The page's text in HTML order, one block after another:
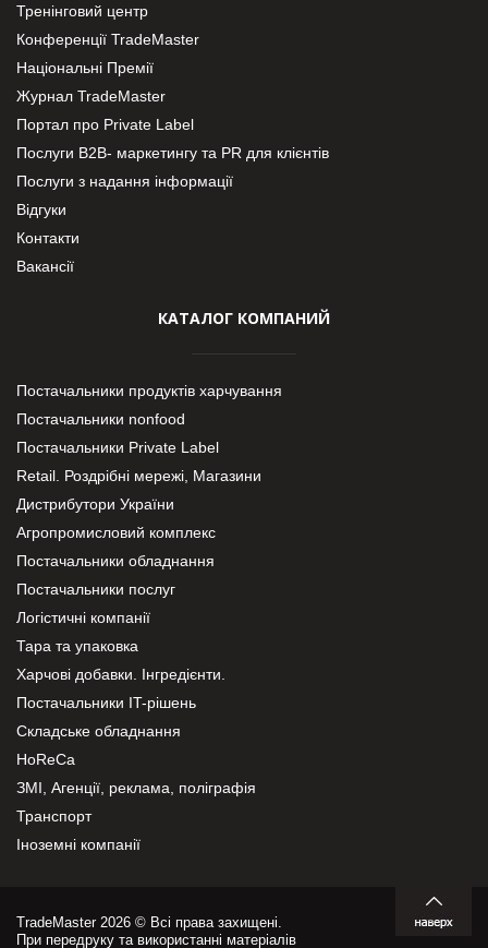
Тренінговий центр
Конференції TradeMaster
Національні Премії
Журнал TradeMaster
Портал про Private Label
Послуги В2В- маркетингу та PR для клієнтів
Послуги з надання інформації
Відгуки
Контакти
Вакансії
КАТАЛОГ КОМПАНИЙ
Постачальники продуктів харчування
Постачальники nonfood
Постачальники Private Label
Retail. Роздрібні мережі, Магазини
Дистрибутори України
Агропромисловий комплекс
Постачальники обладнання
Постачальники послуг
Логістичні компанії
Тара та упаковка
Харчові добавки. Інгредієнти.
Постачальники IT-рішень
Складське обладнання
HoReCa
ЗМІ, Агенції, реклама, поліграфія
Транспорт
Іноземні компанії
TradeMaster 2026 © Всі права захищені.
При передруку та використанні матеріалів